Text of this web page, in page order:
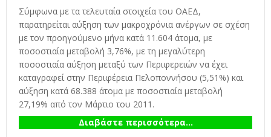
Σύμφωνα με τα τελευταία στοιχεία του ΟΑΕΔ,
παρατηρείται αύξηση των μακροχρόνια ανέργων σε σχέση
με τον προηγούμενο μήνα κατά 11.604 άτομα, με
ποσοστιαία μεταβολή 3,76%, με τη μεγαλύτερη
ποσοστιαία αύξηση μεταξύ των Περιφερειών να έχει
καταγραφεί στην Περιφέρεια Πελοποννήσου (5,51%) και
αύξηση κατά 68.388 άτομα με ποσοστιαία μεταβολή
27,19% από τον Μάρτιο του 2011.
Διαβάστε περισσότερα...